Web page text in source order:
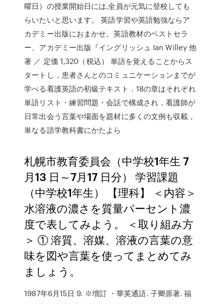
曜日）の授業開始日には,全員が元気に登校しても
らいたいと思います。 英語学習や英語勉強ならア
カデミー出版におまかせ。英語教材のベストセラ
ー、アカデミー出版『イングリッシュ Ian Willey 他
著 ／ 定価 1,320（税込） 単語を覚えることからス
タートし，患者さんとのコミュニケーションまでが
学べる看護英語の初級テキスト．18の章はそれぞれ
単語リスト・練習問題・会話で構成され，看護師が
日常出会う言葉や場面を題材に多くの文例も収載，
単なる語学教科書にかたよら
札幌市教育委員会（中学校1年生 7
月13 日～7月17 日分） 学習課題
（中学校1年生） 【理科】 ＜内容＞
水溶液の濃さを質量パーセント濃
度で表してみよう。 ＜取り組み方
＞ ① 溶質、溶媒、溶液の言葉の意
味を図や言葉を使ってまとめてみ
ましょう。
1987年6月15日 9. ※増訂 ・華英通語. 子卿原著. 福